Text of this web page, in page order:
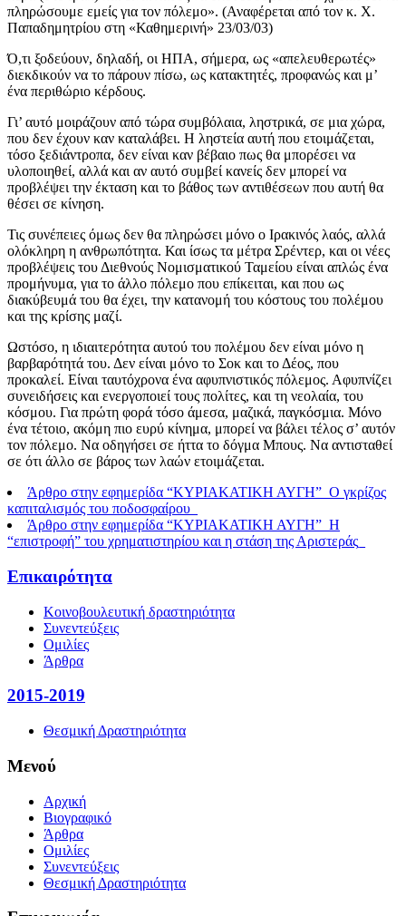
πληρώσουμε εμείς για τον πόλεμο». (Αναφέρεται από τον κ. Χ.
Παπαδημητρίου στη «Καθημερινή» 23/03/03)
Ό,τι ξοδεύουν, δηλαδή, οι ΗΠΑ, σήμερα, ως «απελευθερωτές»
διεκδικούν να το πάρουν πίσω, ως κατακτητές, προφανώς και μ’
ένα περιθώριο κέρδους.
Γι’ αυτό μοιράζουν από τώρα συμβόλαια, ληστρικά, σε μια χώρα,
που δεν έχουν καν καταλάβει. Η ληστεία αυτή που ετοιμάζεται,
τόσο ξεδιάντροπα, δεν είναι καν βέβαιο πως θα μπορέσει να
υλοποιηθεί, αλλά και αν αυτό συμβεί κανείς δεν μπορεί να
προβλέψει την έκταση και το βάθος των αντιθέσεων που αυτή θα
θέσει σε κίνηση.
Τις συνέπειες όμως δεν θα πληρώσει μόνο ο Ιρακινός λαός, αλλά
ολόκληρη η ανθρωπότητα. Και ίσως τα μέτρα Σρέντερ, και οι νέες
προβλέψεις του Διεθνούς Νομισματικού Ταμείου είναι απλώς ένα
προμήνυμα, για το άλλο πόλεμο που επίκειται, και που ως
διακύβευμά του θα έχει, την κατανομή του κόστους του πολέμου
και της κρίσης μαζί.
Ωστόσο, η ιδιαιτερότητα αυτού του πολέμου δεν είναι μόνο η
βαρβαρότητά του. Δεν είναι μόνο το Σοκ και το Δέος, που
προκαλεί. Είναι ταυτόχρονα ένα αφυπνιστικός πόλεμος. Αφυπνίζει
συνειδήσεις και ενεργοποιεί τους πολίτες, και τη νεολαία, του
κόσμου. Για πρώτη φορά τόσο άμεσα, μαζικά, παγκόσμια. Μόνο
ένα τέτοιο, ακόμη πιο ευρύ κίνημα, μπορεί να βάλει τέλος σ’ αυτόν
τον πόλεμο. Να οδηγήσει σε ήττα το δόγμα Μπους. Να αντισταθεί
σε ότι άλλο σε βάρος των λαών ετοιμάζεται.
Άρθρο στην εφημερίδα “ΚΥΡΙΑΚΑΤΙΚΗ ΑΥΓΗ”_Ο γκρίζος
καπιταλισμός του ποδοσφαίρου_
Άρθρο στην εφημερίδα “ΚΥΡΙΑΚΑΤΙΚΗ ΑΥΓΗ”_Η
“επιστροφή” του χρηματιστηρίου και η στάση της Αριστεράς_
Επικαιρότητα
Κοινοβουλευτική δραστηριότητα
Συνεντεύξεις
Ομιλίες
Άρθρα
2015-2019
Θεσμική Δραστηριότητα
Μενού
Αρχική
Βιογραφικό
Άρθρα
Ομιλίες
Συνεντεύξεις
Θεσμική Δραστηριότητα